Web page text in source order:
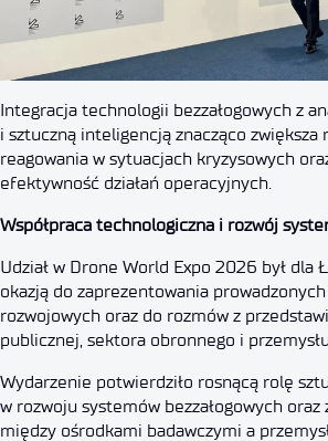
Integracja technologii bezzałogowych z
i sztuczną inteligencją znacząco zwiększa
reagowania w sytuacjach kryzysowych
efektywność działań operacyjnych.
Współpraca technologiczna i rozwój
Udział w Drone World Expo 2026 był dla
okazją do zaprezentowania
rozwojowych oraz do rozmów z
publicznej, sektora obronnego i
Wydarzenie potwierdziło rosnącą rolę
w rozwoju systemów bezzałogowych oraz
między ośrodkami badawczymi a